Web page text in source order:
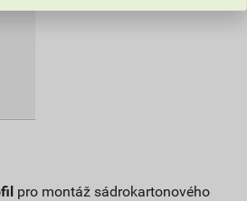
pro montáž sádrokartonového